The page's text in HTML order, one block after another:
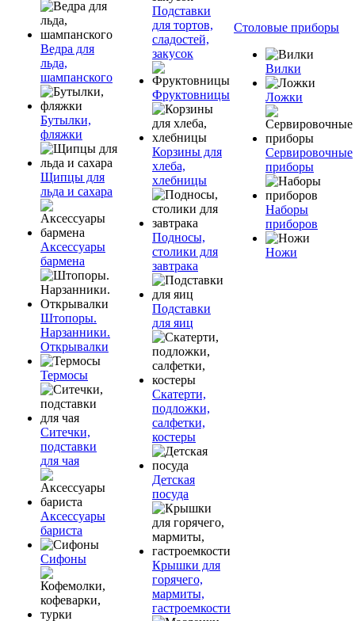
Ведра для
льда,
шампанского
Бутылки,
фляжки
Щипцы для
льда и сахара
Аксессуары
бармена
Штопоры.
Нарзанники.
Открывалки
Термосы
Ситечки,
подставки
для чая
Аксессуары
бариста
Сифоны
Подставки
для тортов,
сладостей,
закусок
Фруктовницы
Корзины для
хлеба,
хлебницы
Подносы,
столики для
завтрака
Подставки
для яиц
Скатерти,
подложки,
салфетки,
костеры
Детская
посуда
Крышки для
горячего,
мармиты,
гастроемкости
Столовые приборы
Вилки
Ложки
Сервировочные
приборы
Наборы
приборов
Ножи